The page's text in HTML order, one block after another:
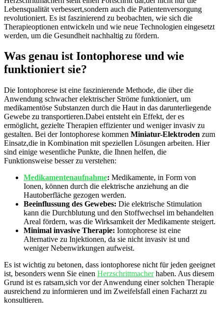
Lebensqualität verbessert,sondern auch die Patientenversorgung
revolutioniert. Es ist faszinierend zu beobachten, wie sich ​die
Therapieoptionen entwickeln und wie neue Technologien eingesetzt
werden, um die Gesundheit‌ nachhaltig zu fördern.
Was genau ist Iontophorese⁢ und wie
funktioniert sie?
Die Iontophorese ist eine faszinierende Methode, die über die
Anwendung schwacher elektrischer Ströme funktioniert, ⁢um
medikamentöse Substanzen durch die Haut in das darunterliegende
Gewebe zu transportieren.Dabei entsteht ein Effekt, der es
ermöglicht, gezielte Therapien effizienter und weniger invasiv zu
gestalten. Bei⁢ der Iontophorese kommen Miniatur-Elektroden zum‌
Einsatz,die in Kombination mit speziellen Lösungen arbeiten. Hier
sind einige wesentliche⁣ Punkte, ⁤die Ihnen helfen, die
‍Funktionsweise besser zu verstehen:
Medikamentenaufnahme: Medikamente, in Form von
Ionen, können durch ⁢die ​elektrische​ anziehung an​ die
Hautoberfläche gezogen werden.
Beeinflussung des Gewebes: Die elektrische Stimulation
kann die Durchblutung und den Stoffwechsel im behandelten
Areal fördern, was die Wirksamkeit der Medikamente steigert.
Minimal invasive Therapie: Iontophorese ist eine
Alternative zu Injektionen, da sie nicht ⁢invasiv ist und
weniger Nebenwirkungen aufweist.
Es ist wichtig zu⁤ betonen, dass iontophorese nicht für jeden geeignet
ist, besonders wenn Sie einen Herzschrittmacherhaben. Aus diesem
Grund ist es ratsam,sich vor der Anwendung einer solchen Therapie
ausreichend zu informieren und im‍ Zweifelsfall einen Facharzt zu
konsultieren.